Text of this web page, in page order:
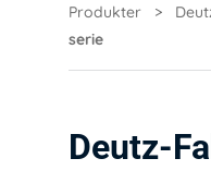
Produkter>
serie
Deutz-